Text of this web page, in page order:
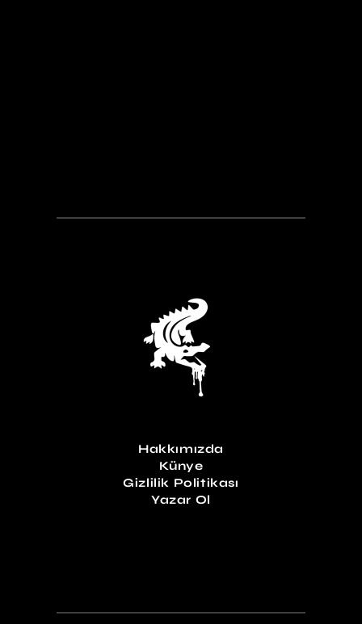
Hakkımızda
Künye
Gizlilik Politikası
Yazar Ol